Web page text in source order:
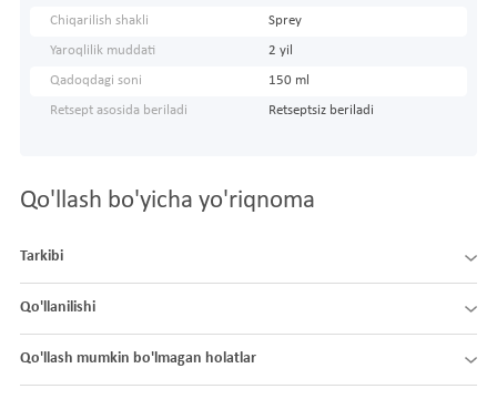
Chiqarilish shakli Sprey
Yaroqlilik muddati 2 yil
Qadoqdagi soni 150 ml
Retsept asosida beriladi Retseptsiz beriladi
Qo'llash bo'yicha yo'riqnoma
Tarkibi
Qo'llanilishi
Qo'llash mumkin bo'lmagan holatlar